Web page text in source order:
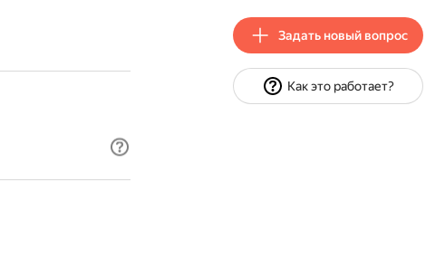
Задать новый вопрос
Как это работает?